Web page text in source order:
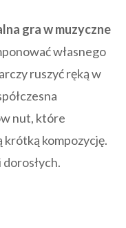
gra w muzyczne
własnego
ruszyć ręką w
nut, które
krótką kompozycję.
dorosłych.